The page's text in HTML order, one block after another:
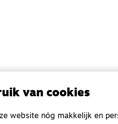
van cookies
website nóg makkelijk en